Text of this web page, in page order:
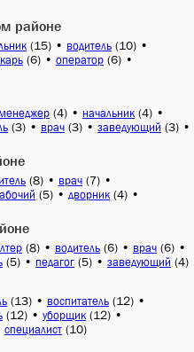
районе
(15) • водитель (10) •
(6) • оператор (6) •
менеджер (4) • начальник (4) •
(3) • врач (3) • заведующий (3) •
(8) • врач (7) •
(5) • дворник (4) •
(8) • водитель (6) • врач (6) •
(5) • педагог (5) • заведующий (4)
(13) • воспитатель (12) •
(12) • уборщик (12) •
специалист (10)